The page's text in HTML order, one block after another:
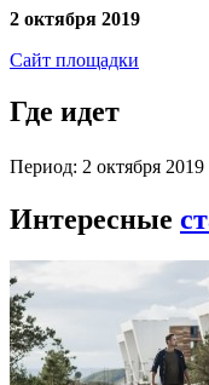
2 октября 2019
Сайт площадки
Где идет
Период: 2 октября 2019
Интересные